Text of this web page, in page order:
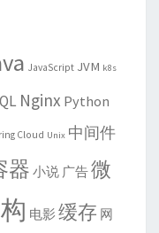
JavaScript JVM k8s
Nginx Python
Cloud Unix 中间件
器 小说 广告微
电影 缓存 网